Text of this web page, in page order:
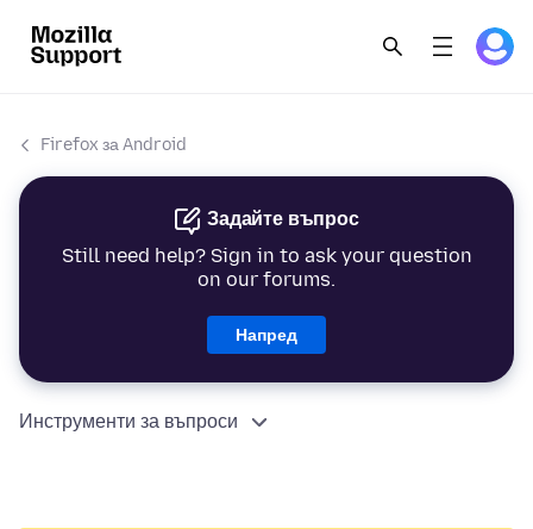
Firefox за Android
Задайте въпрос
Still need help? Sign in to ask your question
on our forums.
Напред
Инструменти за въпроси